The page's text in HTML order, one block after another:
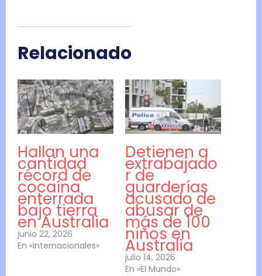
Relacionado
Hallan una
cantidad
récord de
cocaína
enterrada
bajo tierra
en Australia
junio 22, 2026
En «Internacionales»
Detienen a
extrabajado
r de
guarderías
acusado de
abusar de
más de 100
niños en
Australia
julio 14, 2026
En «El Mundo»